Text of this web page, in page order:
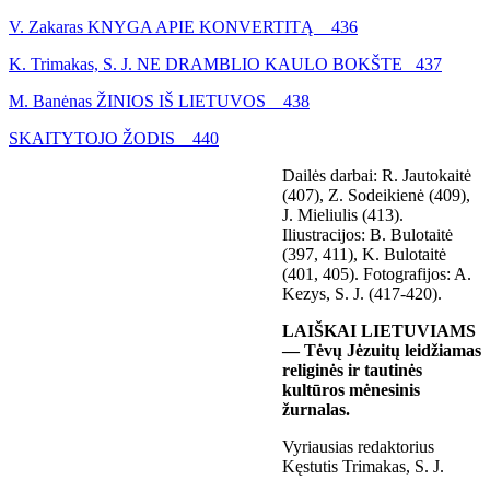
V. Zakaras KNYGA APIE KONVERTITĄ 436
K. Trimakas, S. J. NE DRAMBLIO KAULO BOKŠTE 437
M. Banėnas ŽINIOS IŠ LIETUVOS 438
SKAITYTOJO ŽODIS 440
Dailės darbai: R. Jautokaitė
(407), Z. Sodeikienė (409),
J. Mieliulis (413).
Iliustracijos: B. Bulotaitė
(397, 411), K. Bulotaitė
(401, 405). Fotografijos: A.
Kezys, S. J. (417-420).
LAIŠKAI LIETUVIAMS
— Tėvų Jėzuitų leidžiamas
religinės ir tautinės
kultūros mėnesinis
žurnalas.
Vyriausias redaktorius
Kęstutis Trimakas, S. J.